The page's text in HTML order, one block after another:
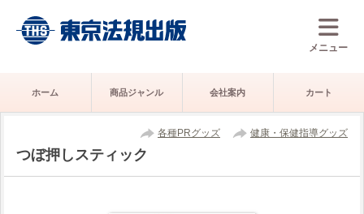
メニュー
ホーム 商品ジャンル 会社案内 カート
各種PRグッズ 健康・保健指導グッズ
つぼ押しスティック